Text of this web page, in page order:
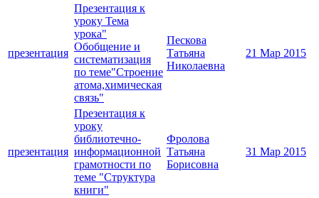
презентация
Презентация к
уроку Тема
урока"
Обобщение и
систематизация
по теме"Строение
атома,химическая
связь"
Пескова
Татьяна
Николаевна
21 Мар 2015
презентация
Презентация к
уроку
библиотечно-
информационной
грамотности по
теме "Структура
книги"
Фролова
Татьяна
Борисовна
31 Мар 2015